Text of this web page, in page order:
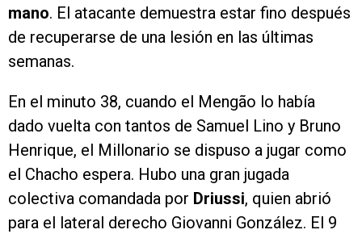
mano. El atacante demuestra estar fino después
de recuperarse de una lesión en las últimas
semanas.
En el minuto 38, cuando el Mengão lo había
dado vuelta con tantos de Samuel Lino y Bruno
Henrique, el Millonario se dispuso a jugar como
el Chacho espera. Hubo una gran jugada
colectiva comandada por Driussi, quien abrió
para el lateral derecho Giovanni González. El 9